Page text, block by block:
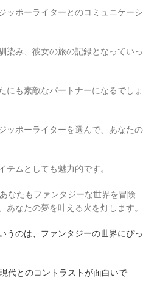
ッポーライターとのコミュニケーシ
染み、彼女の旅の記録となっていっ
にも素敵なパートナーになるでしょ
ッポーライターを選んで、あなたの
テムとしても魅力的です。
なたもファンタジーな世界を冒険
あなたの夢を叶える火を灯します。
うのは、ファンタジーの世界にぴっ
代とのコントラストが面白いで